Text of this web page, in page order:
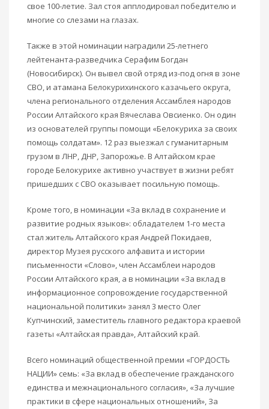
свое 100-летие. Зал стоя апплодировал победителю и
многие со слезами на глазах.
Также в этой номинации наградили 25-летнего
лейтенанта-разведчика Серафим Богдан
(Новосибирск). Он вывел свой отряд из-под огня в зоне
СВО, и атамана Белокурихинского казачьего округа,
члена регионального отделения Ассамблея народов
России Алтайского края Вячеслава Овсиенко. Он один
из основателей группы помощи «Белокуриха за своих
помощь солдатам». 12 раз выезжал с гуманитарным
грузом в ЛНР, ДНР, Запорожье. В Алтайском крае
городе Белокурихе активно участвует в жизни ребят
пришедших с СВО оказывает посильную помощь.
Кроме того, в номинации «За вклад в сохранение и
развитие родных языков»: обладателем 1-го места
стал житель Алтайского края Андрей Покидаев,
директор Музея русского алфавита и истории
письменности «Слово», член Ассамблеи народов
России Алтайского края, а в номинации «За вклад в
информационное сопровождение государственной
национальной политики» занял 3 место Олег
Купчинский, заместитель главного редактора краевой
газеты «Алтайская правда», Алтайский край.
Всего номинаций общественной премии «ГОРДОСТЬ
НАЦИИ» семь: «За вклад в обеспечение гражданского
единства и межнационального согласия», «За лучшие
практики в сфере национальных отношений», За